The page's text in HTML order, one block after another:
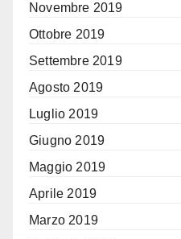
Novembre 2019
Ottobre 2019
Settembre 2019
Agosto 2019
Luglio 2019
Giugno 2019
Maggio 2019
Aprile 2019
Marzo 2019